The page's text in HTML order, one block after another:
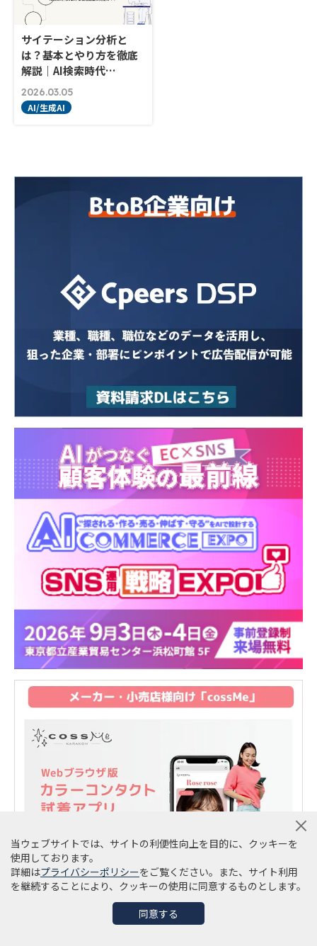
サイテーション分析と
は？基本とやり方を徹底
解説｜AI検索時代…
2026.03.05
AI/生成AI
当ウェブサイトでは、サイトの利便性向上を目的に、クッキーを
使用しております。
詳細はプライバシーポリシーをご覧ください。また、サイト利用
を継続することにより、クッキーの使用に同意するものとします。
同意する